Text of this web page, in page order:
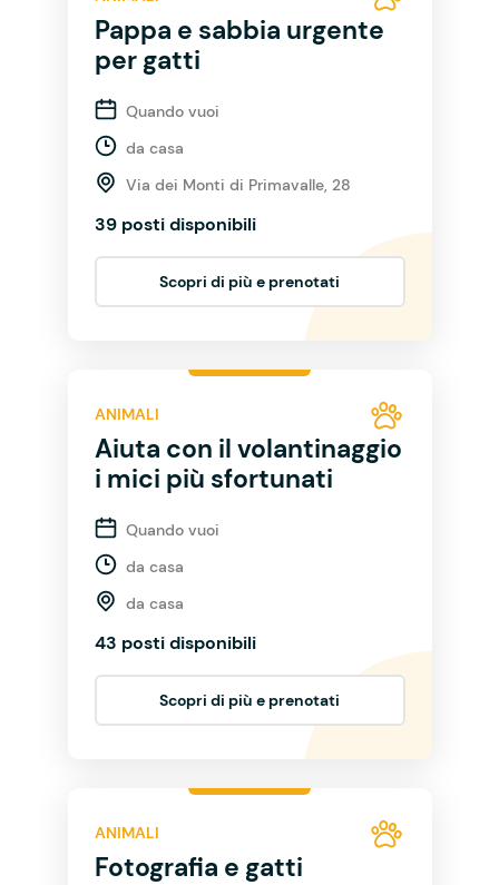
Pappa e sabbia urgente
per gatti
Quando vuoi
da casa
Via dei Monti di Primavalle, 28
39 posti disponibili
Scopri di più e prenotati
ANIMALI
Aiuta con il volantinaggio
i mici più sfortunati
Quando vuoi
da casa
da casa
43 posti disponibili
Scopri di più e prenotati
ANIMALI
Fotografia e gatti